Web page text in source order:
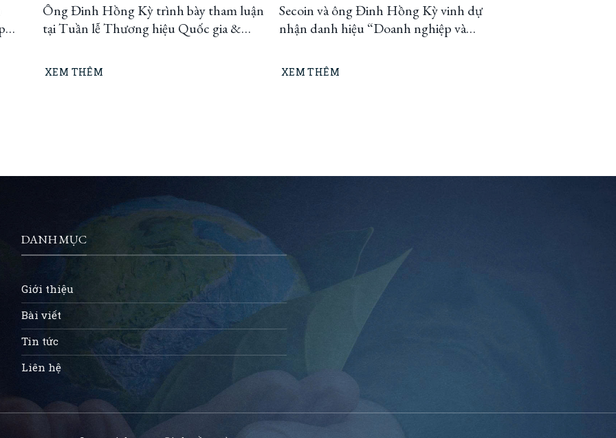
Ông Đinh Hồng Kỳ trình bày tham luận
tại Tuần lễ Thương hiệu Quốc gia &
XEM THÊM
Secoin và ông Đinh Hồng Kỳ vinh dự
nhận danh hiệu “Doanh nghiệp và
năm 2025
XEM THÊM
DANH MỤC
Giới thiệu
Bài viết
Tin tức
Liên hệ